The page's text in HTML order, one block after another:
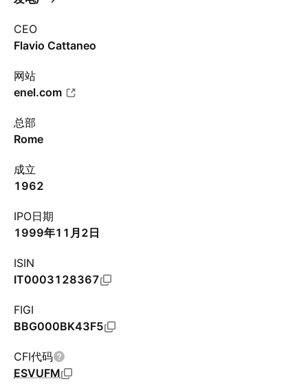
CEO
Flavio Cattaneo
网站
enel.com
总部
Rome
成立
1962
IPO日期
1999年11月2日
ISIN
IT0003128367
FIGI
BBG000BK43F5
CFI代码
ESVUFM